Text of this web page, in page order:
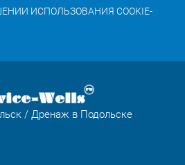
ИСПОЛЬЗОВАНИЯ COOKIE-
/ Дренаж в Подольске